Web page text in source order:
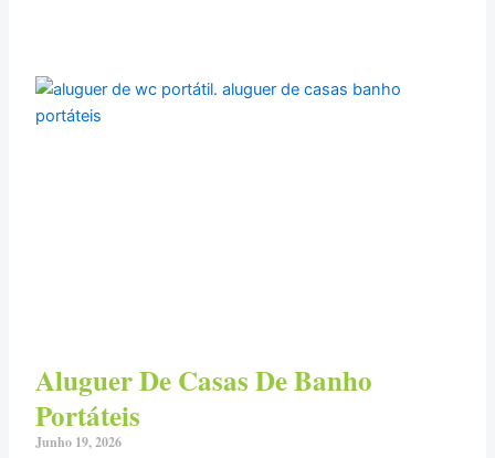
Aluguer De Casas De Banho
Portáteis
Junho 19, 2026